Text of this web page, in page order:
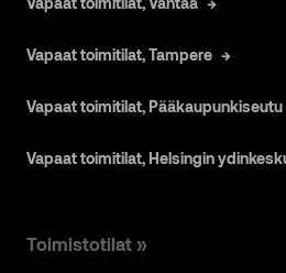
Vapaat toimitilat, Tampere
Vapaat toimitilat, Pääkaupunkiseutu
Vapaat toimitilat, Helsingin
Toimistotilat »